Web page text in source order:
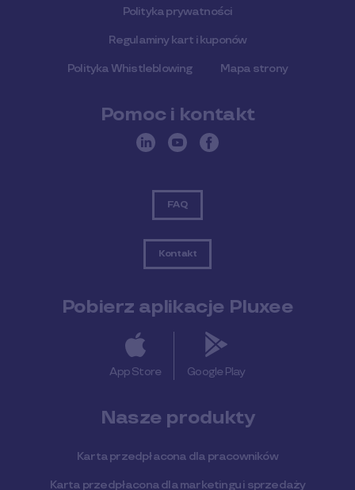
Polityka prywatności
Regulaminy kart i kuponów
Polityka Whistleblowing Mapa strony
Pomoc i kontakt
FAQ
Kontakt
Pobierz aplikacje Pluxee
App Store Google Play
Nasze produkty
Karta przedpłacona dla pracowników
Karta przedpłacona dla marketingu i sprzedaży